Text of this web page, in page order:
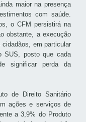
maior na presença
com saúde.
o CFM persistirá na
obstante, a execução
em particular
SUS, posto que cada
significar perda da
de Direito Sanitário
ações e serviços de
a 3,9% do Produto